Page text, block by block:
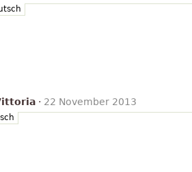
· 22 November 2013